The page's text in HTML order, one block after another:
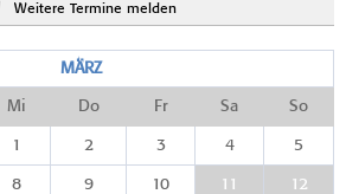
Weitere Termine melden
MÄRZ
Mi Do Fr Sa So
1 2 3 4 5
8 9 10 11 12